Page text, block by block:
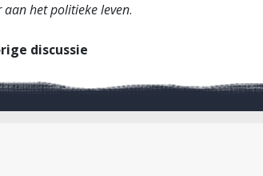
aan het politieke leven.
discussie